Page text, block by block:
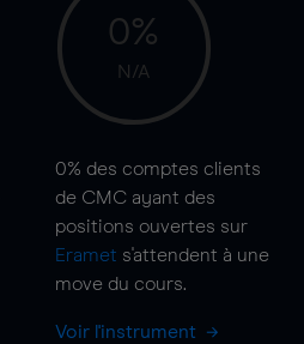
0%
N/A
0% des comptes clients
de CMC ayant des
positions ouvertes sur
Eramet s'attendent à une
move du cours.
Voir l'instrument